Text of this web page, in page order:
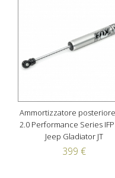
Ammortizzatore
2.0 Performance Series
Jeep Gladiator JT
399 €